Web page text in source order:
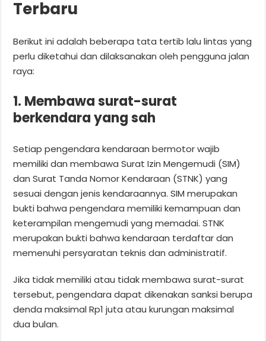
Terbaru
Berikut ini adalah beberapa tata tertib lalu lintas yang
perlu diketahui dan dilaksanakan oleh pengguna jalan
raya:
1. Membawa surat-surat
berkendara yang sah
Setiap pengendara kendaraan bermotor wajib
memiliki dan membawa Surat Izin Mengemudi (SIM)
dan Surat Tanda Nomor Kendaraan (STNK) yang
sesuai dengan jenis kendaraannya. SIM merupakan
bukti bahwa pengendara memiliki kemampuan dan
keterampilan mengemudi yang memadai. STNK
merupakan bukti bahwa kendaraan terdaftar dan
memenuhi persyaratan teknis dan administratif.
Jika tidak memiliki atau tidak membawa surat-surat
tersebut, pengendara dapat dikenakan sanksi berupa
denda maksimal Rp1 juta atau kurungan maksimal
dua bulan.